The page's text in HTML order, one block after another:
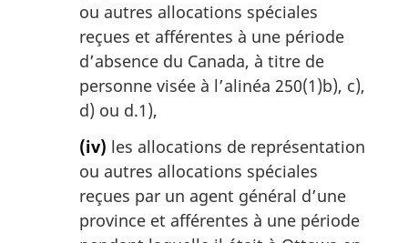
ou autres allocations spéciales
reçues et afférentes à une période
d’absence du Canada, à titre de
personne visée à l’alinéa 250(1)b), c),
d) ou d.1),
(iv) les allocations de représentation
ou autres allocations spéciales
reçues par un agent général d’une
province et afférentes à une période